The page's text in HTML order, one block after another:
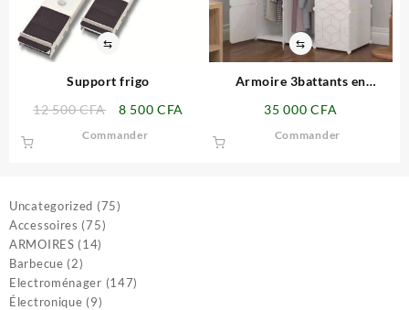
⇆
Support frigo
12 500CFA
Le
prix
500 CFA.
8 500CFA
actuel
Commander
⇆
Armoire 3battants en
35 000CFA
Commander
Uncategorized 7575
Accessoires 7575
ARMOIRES 1414
Barbecue 22
produits
Electroménager 147147
Électronique 99